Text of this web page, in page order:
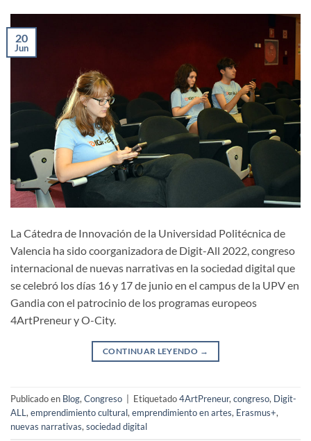
20
Jun
La Cátedra de Innovación de la Universidad Politécnica de
Valencia ha sido coorganizadora de Digit-All 2022, congreso
internacional de nuevas narrativas en la sociedad digital que
se celebró los días 16 y 17 de junio en el campus de la UPV en
Gandia con el patrocinio de los programas europeos
4ArtPreneur y O-City.
CONTINUAR LEYENDO →
Publicado en Blog, Congreso Etiquetado4ArtPreneur, congreso, Digit-
ALL , emprendimiento cultural, emprendimiento en artes, Erasmus+,
nuevas narrativas, sociedad digital